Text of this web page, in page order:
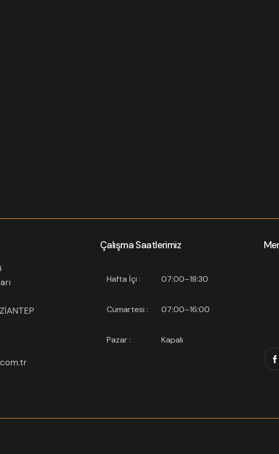
Çalışma Saatlerimiz
Hafta İçi : 07:00–18:30
Cumartesi : 07:00–16:00
Pazar : Kapalı